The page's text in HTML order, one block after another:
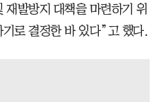
재발방지 대책을 마련하기 위
로 결정한 바 있다”고 했다.